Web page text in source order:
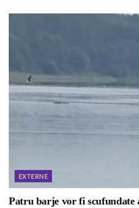
EXTERNE
Patru barje vor fi scufundate